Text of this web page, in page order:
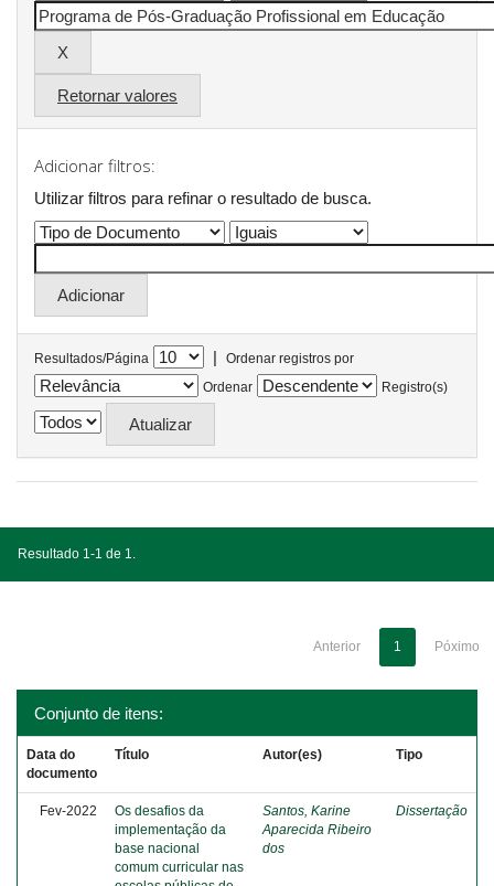
Retornar valores
Adicionar filtros:
Utilizar filtros para refinar o resultado de busca.
Resultados/Página |
Ordenar registros por
Ordenar
Registro(s)
Resultado 1-1 de 1.
Anterior 1 Póximo
Conjunto de itens:
Data do
documento
Título Autor(es) Tipo
Fev-2022
Os desafios da
implementação da
base nacional
comum curricular nas
Santos, Karine
Aparecida Ribeiro
dos
Dissertação